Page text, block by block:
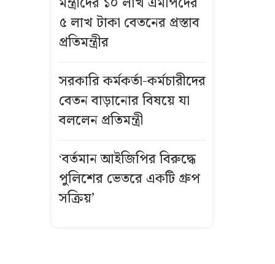
বিস্ফোরণে একই
পরিবারের
গ্রিসে দুই
শতাধিক
অভিবাসী উদ্ধার,
অধিকাংশই
বাংলাদেশি
৫ লাখ টাকা বেতনের প্রস্তাব
প্রতিমন্ত্রীর
সরকারি কর্মকর্তা-কর্মচারীদের
বেতন বাড়ানোর বিষয়ে যা
বললেন প্রতিমন্ত্রী
‘বর্তমান আইজিপির বিরুদ্ধে
পুলিশের ভেতরে একটি গ্রুপ
সক্রিয়’